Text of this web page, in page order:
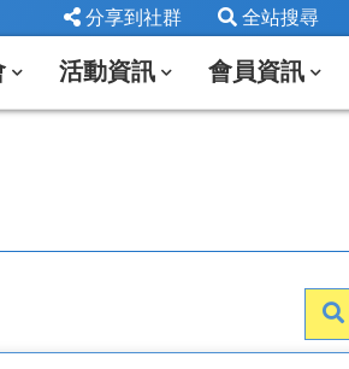
分享到社群 全站搜尋
活動資訊 會員資訊